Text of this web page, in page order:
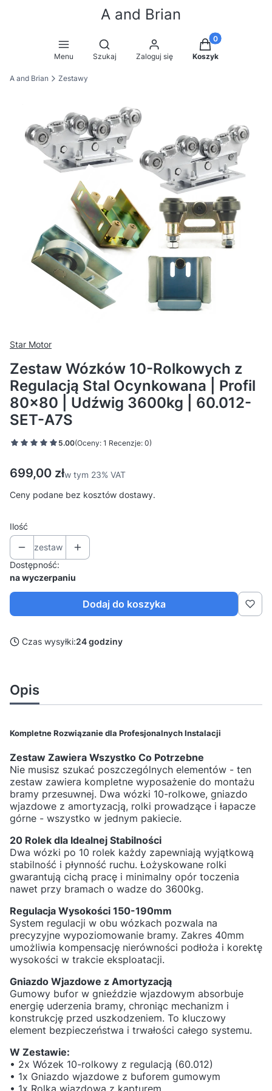
A and Brian
Menu
Otwórz wyszukiwarkę
Szukaj Zaloguj się
Produkty w
Koszyk
A and Brian Zestawy
Star Motor
Zestaw Wózków 10-Rolkowych z
Regulacją Stal Ocynkowana | Profil
80x80 | Udźwig 3600kg | 60.012-
SET-A7S
5.00(Oceny: 1 Recenzje: 0)
Cena
699,00 złw tym 23% VAT
w tym 23% VAT
Ceny podane bez kosztów dostawy.
Ilość
zestaw
Dostępność:
na wyczerpaniu
Dodaj do koszyka
Czas wysyłki:24 godziny
Opis
Kompletne Rozwiązanie dla Profesjonalnych Instalacji
Zestaw Zawiera Wszystko Co Potrzebne
Nie musisz szukać poszczególnych elementów - ten
zestaw zawiera kompletne wyposażenie do montażu
bramy przesuwnej. Dwa wózki 10-rolkowe, gniazdo
wjazdowe z amortyzacją, rolki prowadzące i łapacze
górne - wszystko w jednym pakiecie.
20 Rolek dla Idealnej Stabilności
Dwa wózki po 10 rolek każdy zapewniają wyjątkową
stabilność i płynność ruchu. Łożyskowane rolki
gwarantują cichą pracę i minimalny opór toczenia
nawet przy bramach o wadze do 3600kg.
Regulacja Wysokości 150-190mm
System regulacji w obu wózkach pozwala na
precyzyjne wypoziomowanie bramy. Zakres 40mm
umożliwia kompensację nierówności podłoża i korektę
wysokości w trakcie eksploatacji.
Gniazdo Wjazdowe z Amortyzacją
Gumowy bufor w gnieździe wjazdowym absorbuje
energię uderzenia bramy, chroniąc mechanizm i
konstrukcję przed uszkodzeniem. To kluczowy
element bezpieczeństwa i trwałości całego systemu.
W Zestawie:
• 2x Wózek 10-rolkowy z regulacją (60.012)
• 1x Gniazdo wjazdowe z buforem gumowym